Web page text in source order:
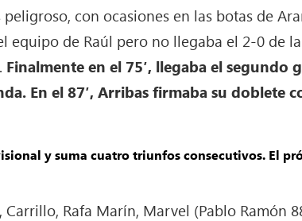
con ocasiones en las botas de
de Raúl pero no llegaba el 2-0 de
Finalmente en el 75′, llegaba el segundo
En el 87′, Arribas firmaba su doblete
y suma cuatro triunfos consecutivos. El
Carrillo, Rafa Marín, Marvel (Pablo Ramón